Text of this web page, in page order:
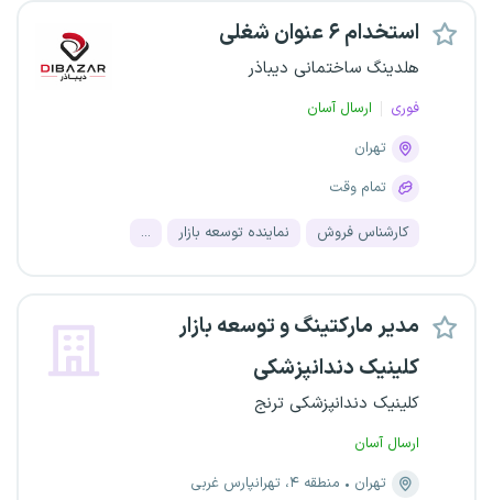
استخدام ۶ عنوان شغلی
هلدینگ ساختمانی دیباذر
فوری
ارسال آسان
تهران
تمام وقت
کارشناس فروش نماینده توسعه بازار ...
مدیر مارکتینگ و توسعه بازار
کلینیک دندانپزشکی
کلینیک دندانپزشکی ترنج
ارسال آسان
تهران
منطقه ۴، تهرانپارس غربی